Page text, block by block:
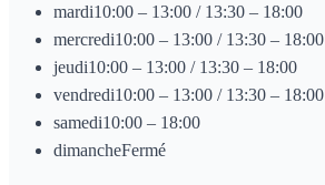
mardi10:00 – 13:00 / 13:30 – 18:00
mercredi10:00 – 13:00 / 13:30 – 18:00
jeudi10:00 – 13:00 / 13:30 – 18:00
vendredi10:00 – 13:00 / 13:30 – 18:00
samedi10:00 – 18:00
dimancheFermé